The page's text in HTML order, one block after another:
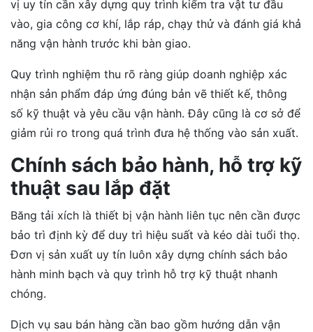
vị uy tín cần xây dựng quy trình kiểm tra vật tư đầu
vào, gia công cơ khí, lắp ráp, chạy thử và đánh giá khả
năng vận hành trước khi bàn giao.
Quy trình nghiệm thu rõ ràng giúp doanh nghiệp xác
nhận sản phẩm đáp ứng đúng bản vẽ thiết kế, thông
số kỹ thuật và yêu cầu vận hành. Đây cũng là cơ sở để
giảm rủi ro trong quá trình đưa hệ thống vào sản xuất.
Chính sách bảo hành, hỗ trợ kỹ
thuật sau lắp đặt
Băng tải xích là thiết bị vận hành liên tục nên cần được
bảo trì định kỳ để duy trì hiệu suất và kéo dài tuổi thọ.
Đơn vị sản xuất uy tín luôn xây dựng chính sách bảo
hành minh bạch và quy trình hỗ trợ kỹ thuật nhanh
chóng.
Dịch vụ sau bán hàng cần bao gồm hướng dẫn vận